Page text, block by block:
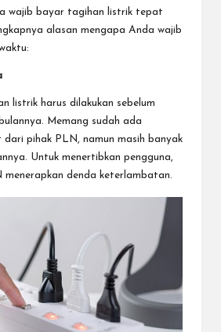
wajib bayar tagihan listrik tepat
alasan mengapa Anda wajib
listrik harus dilakukan sebelum
Memang sudah ada
pihak PLN, namun masih banyak
Untuk menertibkan pengguna,
menerapkan denda keterlambatan.